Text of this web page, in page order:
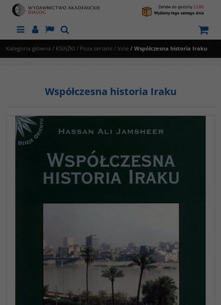
MenuPanelLangSzukaj
Kategoria główna / KSIĄŻKI / Poza seriami / Inne / Współczesna historia Iraku
Współczesna historia Iraku